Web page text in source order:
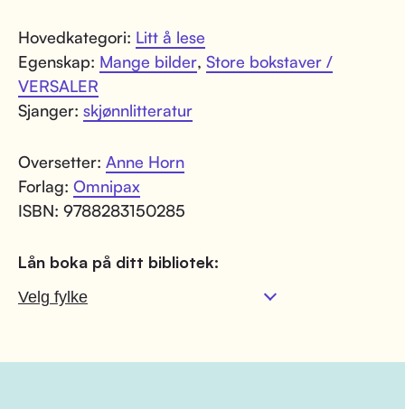
Hovedkategori: Litt å lese
Egenskap: Mange bilder, Store bokstaver /
VERSALER
Sjanger: skjønnlitteratur
Oversetter: Anne Horn
Forlag: Omnipax
ISBN: 9788283150285
Lån boka på ditt bibliotek: